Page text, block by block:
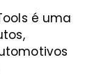
é uma